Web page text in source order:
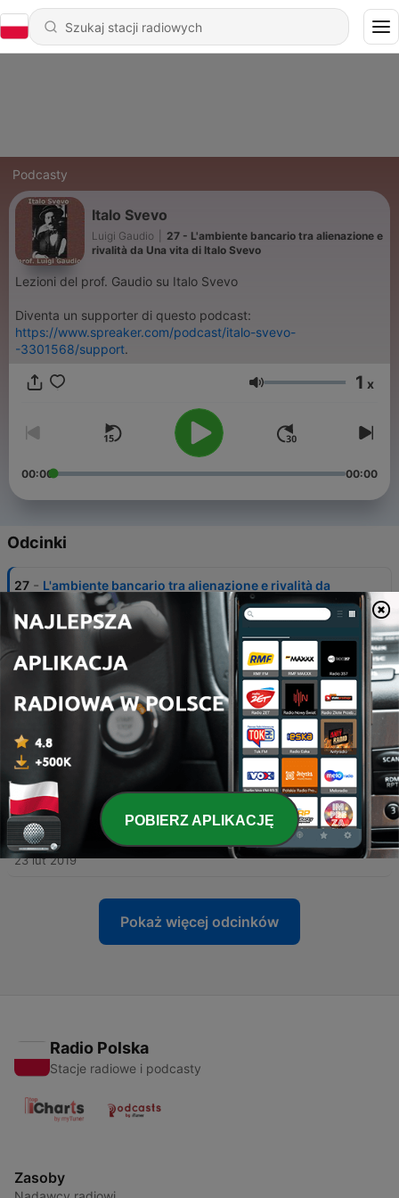
Podcasty
Italo Svevo
Luigi Gaudio
27 - L'ambiente bancario tra alienazione e
rivalità da Una vita di Italo Svevo
Lezioni del prof. Gaudio su Italo Svevo
Diventa un supporter di questo podcast:
https://www.spreaker.com/podcast/italo-svevo-
-3301568/support.
Głośność 1 x
00:00 00:00
Odcinki
27 - L'ambiente bancario tra alienazione e rivalità da
Una vita di Italo Svevo
19 kwi 2020
26 - Il delirio di Amalia da Senilità di Italo Svevo
25 - L'ultimo capitolo della Coscienza di Zeno
19 kwi 2020
24 - L'ultima sigaretta dalla Coscienza di Zeno di Italo
Svevo
19 kwi 2020
23 - Confronto Svevo-Pirandello
23 lut 2019
Pokaż więcej odcinków
Radio Polska
Stacje radiowe i podcasty
Zasoby
POBIERZ APLIKACJĘ